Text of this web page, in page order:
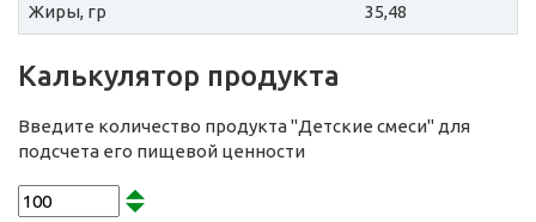
Жиры, гр 35,48
Калькулятор продукта
Введите количество продукта "Детские смеси" для
подсчета его пищевой ценности